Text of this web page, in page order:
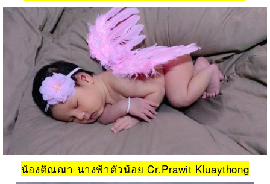
น้องติณณา นางฟ้าตัวน้อย Cr.Prawit Kluaythong